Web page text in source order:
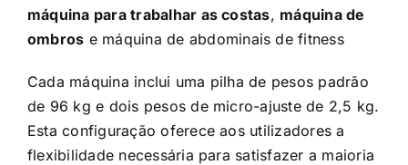
máquina para trabalhar as costas, máquina de
ombros e máquina de abdominais de fitness
Cada máquina inclui uma pilha de pesos padrão
de 96 kg e dois pesos de micro-ajuste de 2,5 kg.
Esta configuração oferece aos utilizadores a
flexibilidade necessária para satisfazer a maioria